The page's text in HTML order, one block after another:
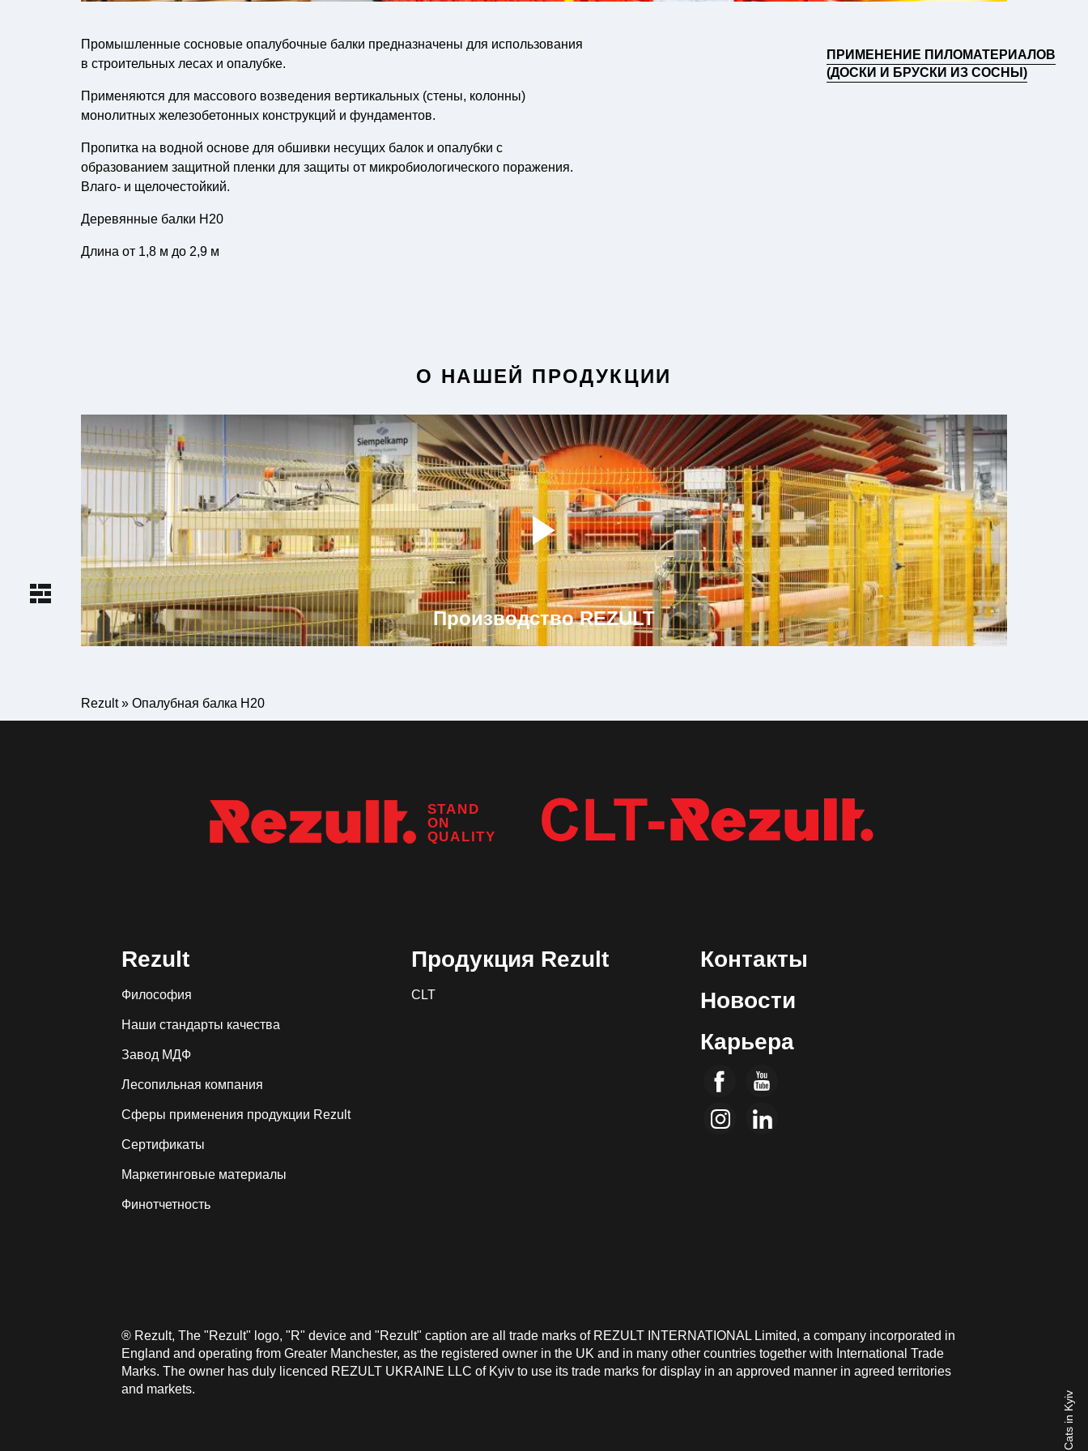
Промышленные сосновые опалубочные балки предназначены для использования
в строительных лесах и опалубке.
Применяются для массового возведения вертикальных (стены, колонны)
монолитных железобетонных конструкций и фундаментов.
Пропитка на водной основе для обшивки несущих балок и опалубки с
образованием защитной пленки для защиты от микробиологического поражения.
Влаго- и щелочестойкий.
Деревянные балки H20
Длина от 1,8 м до 2,9 м
ПРИМЕНЕНИЕ ПИЛОМАТЕРИАЛОВ
(ДОСКИ И БРУСКИ ИЗ СОСНЫ)
О НАШЕЙ ПРОДУКЦИИ
Производство REZULT
Rezult» Опалубная балка H20
STAND
ON
QUALITY
Rezult
Философия
Наши стандарты качества
Завод МДФ
Лесопильная компания
Сферы применения продукции Rezult
Сертификаты
Маркетинговые материалы
Финотчетность
Продукция Rezult
CLT
Контакты
Новости
Карьера
® Rezult, The "Rezult" logo, "R" device and "Rezult" caption are all trade marks of REZULT INTERNATIONAL Limited, a company incorporated in
England and operating from Greater Manchester, as the registered owner in the UK and in many other countries together with International Trade
Marks. The owner has duly licenced REZULT UKRAINE LLC of Kyiv to use its trade marks for display in an approved manner in agreed territories
and markets.